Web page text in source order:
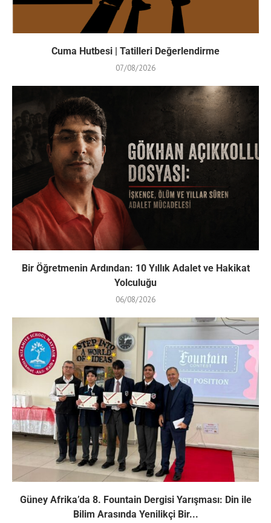
Cuma Hutbesi | Tatilleri Değerlendirme
07/08/2026
Bir Öğretmenin Ardından: 10 Yıllık Adalet ve Hakikat
Yolculuğu
06/08/2026
Güney Afrika’da 8. Fountain Dergisi Yarışması: Din ile
Bilim Arasında Yenilikçi Bir...